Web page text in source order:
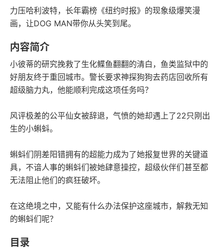
2千字
字数
2022-10-01
发行日期
力压哈利波特，长年霸榜《纽约时报》的现象级爆笑漫
画，让DOG MAN带你从头笑到尾。
内容简介
小彼蒂的研究挽救了生化鲽鱼翻翻的清白，鱼类监狱中的
好朋友终于重回城市。警长要求神探狗狗去药店回收所有
超级脑力丸，他能顺利完成这项任务吗？
风评极差的公平仙女被辞退，气愤的她却遇上了22只刚出
生的小蝌蚪。
蝌蚪们阴差阳错拥有的超能力成为了她报复世界的关键道
具，不谙人事的蝌蚪们被她肆意操控，超级伙伴们甚至都
无法阻止他们的疯狂破坏。
在这绝境之中，又能有什么办法保护这座城市，解救无知
的蝌蚪们呢？
目录